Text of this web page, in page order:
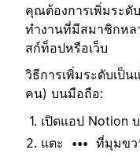
คุณต้องการเพิ่มระดั
ทำงานที่มีสมาชิกหล
สก์ท็อปหรือเว็บ
วิธีการเพิ่มระดับเป็
คน) บนมือถือ:
เปิดแอป Notion
แตะ
••• ที่มุมข